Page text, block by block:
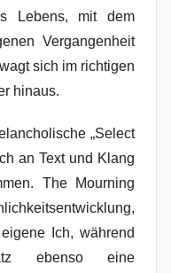
Lebens, mit dem
Vergangenheit
sich im richtigen
hinaus.
„Select
an Text und Klang
The Mourning
Ich, während
ebenso eine